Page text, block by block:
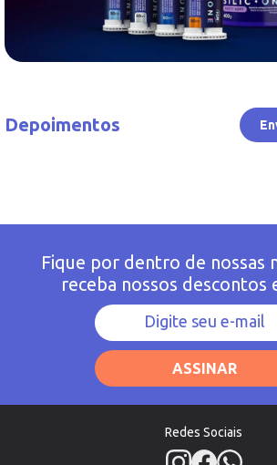
Depoimentos
Fique por dentro de nossas
receba nossos descontos
ASSINAR
Redes Sociais